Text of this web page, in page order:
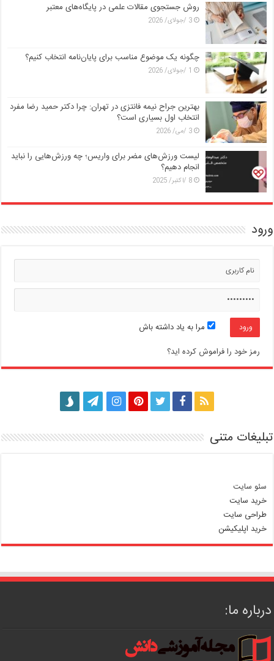
روش جستجوی مقالات علمی در پایگاه‌های معتبر
3 /جولای/ 2026
چگونه یک موضوع مناسب برای پایان‌نامه انتخاب کنیم؟
1 /جولای/ 2026
بهترین جراح نیمه فانتزی در تهران: چرا دکتر حمید رضا مفرد
انتخاب اول بسیاری است؟
3 /می/ 2026
لیست ورزش‌های مضر برای واریس؛ چه ورزش‌هایی را نباید
انجام دهیم؟
8 /اکتبر/ 2025
ورود
مرا به یاد داشته باش
رمز خود را فراموش کرده اید؟
تبلیغات متنی
سئو سایت
خرید سایت
طراحی سایت
خرید اپلیکیشن
درباره ما: